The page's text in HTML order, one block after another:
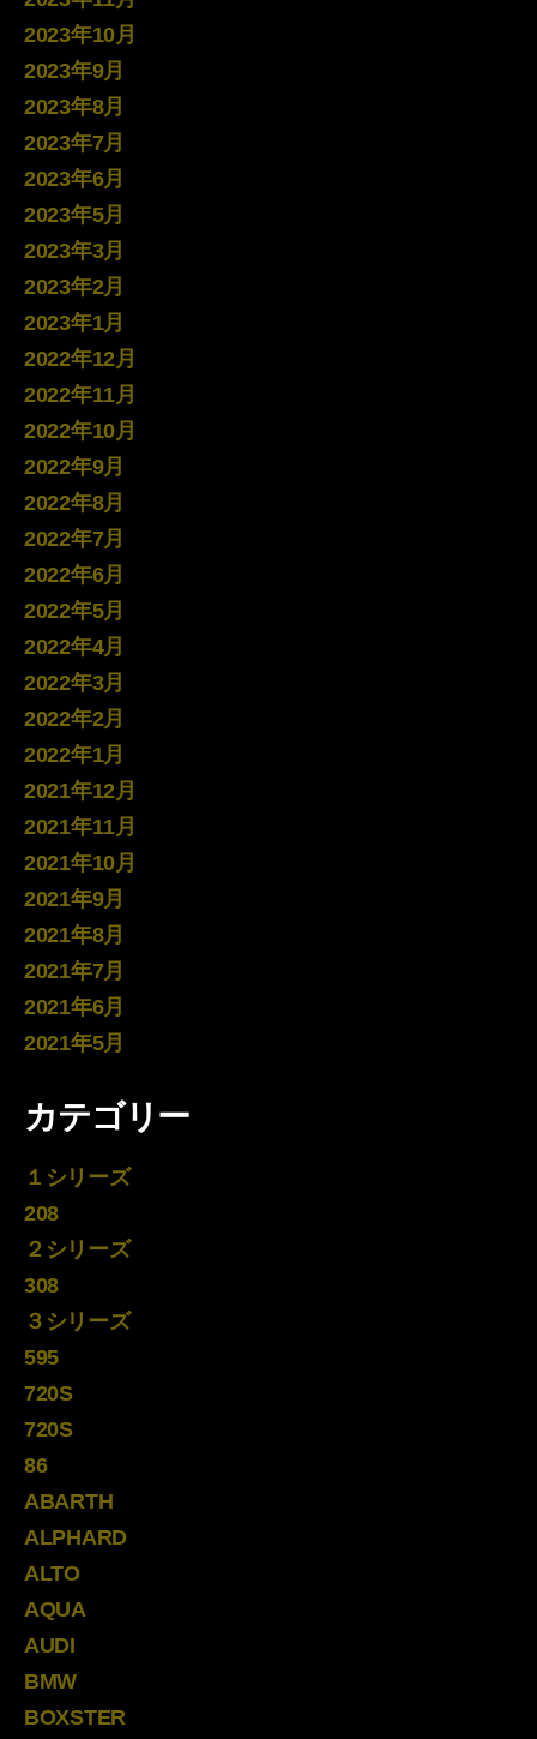
2023年10月
2023年9月
2023年8月
2023年7月
2023年6月
2023年5月
2023年3月
2023年2月
2023年1月
2022年12月
2022年11月
2022年10月
2022年9月
2022年8月
2022年7月
2022年6月
2022年5月
2022年4月
2022年3月
2022年2月
2022年1月
2021年12月
2021年11月
2021年10月
2021年9月
2021年8月
2021年7月
2021年6月
2021年5月
カテゴリー
１シリーズ
208
２シリーズ
308
３シリーズ
595
720S
720S
86
ABARTH
ALPHARD
ALTO
AQUA
AUDI
BMW
BOXSTER